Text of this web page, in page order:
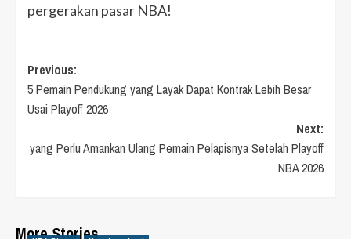
pergerakan pasar NBA!
Post
navigation
Previous:
5 Pemain Pendukung yang Layak Dapat Kontrak Lebih Besar
Usai Playoff 2026
Next:
yang Perlu Amankan Ulang Pemain Pelapisnya Setelah Playoff
NBA 2026
More Stories